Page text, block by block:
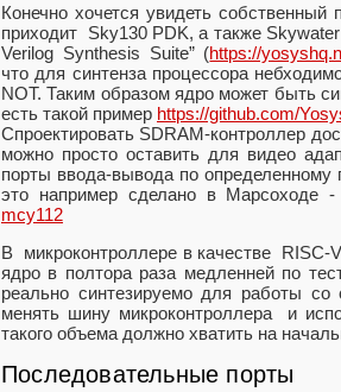
Конечно хочется увидеть
приходит Sky130 PDK, а также
Verilog Synthesis Suite” (https://
что для синтенза процессора
NOT. Таким образом ядро может быть
есть такой пример https://github.com/
Спроектировать SDRAM-контроллер
можно просто оставить для видео
порты ввода-вывода по определенному
это например сделано в Марсоходе -
mcy112
В микроконтроллере в качестве RISC-
ядро в полтора раза медленней по
реально синтезируемо для работы
менять шину микроконтроллера и
такого объема должно хватить на
Последовательные порты